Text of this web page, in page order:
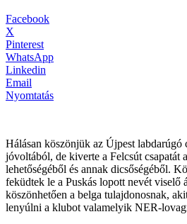
Facebook
X
Pinterest
WhatsApp
Linkedin
Email
Nyomtatás
Hálásan köszönjük az Újpest labdarúgó
jóvoltából, de kiverte a Felcsút csapatát
lehetőségéből és annak dicsőségéből.
feküdtek le a Puskás lopott nevét viselő
köszönhetően a belga tulajdonosnak,
lenyúlni a klubot valamelyik NER-